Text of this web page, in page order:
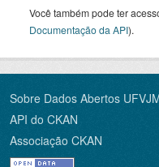
Você também pode ter
Documentação da API).
Sobre Dados Abertos
API do CKAN
Associação CKAN